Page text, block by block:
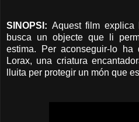
SINOPSI: Aquest film
busca un objecte que li
estima. Per aconseguir-lo
Lorax, una criatura
lluita per protegir un món que